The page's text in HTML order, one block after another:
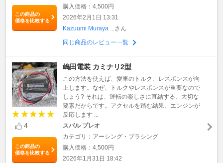
この商品の
価格を比較する
購入価格：4,500円
2026年2月1日 13:31
Kazuumi Muraya ...さん
同じ商品のレビュー一覧
4
この商品の
価格を比較する
嶋田電装 カミナリ2型
この方法を使えば、愛車のトルク、レスポンスが向
上します。なぜ、トルクやレスポンスが重要なので
しょう? それは、運転の楽しさに直結する、大切な
要素だからです。アクセルを踏む結果、エンジンが
反応します ...
スバル プレオ
カテゴリ：アーシング・プラシング
購入価格：4,500円
2026年1月31日 18:42